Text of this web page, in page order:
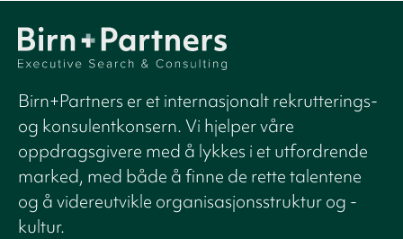
Birn+Partners er et internasjonalt rekrutterings-
og konsulentkonsern. Vi hjelper våre
oppdragsgivere med å lykkes i et utfordrende
marked, med både å finne de rette talentene
og å videreutvikle organisasjonsstruktur og -
kultur.